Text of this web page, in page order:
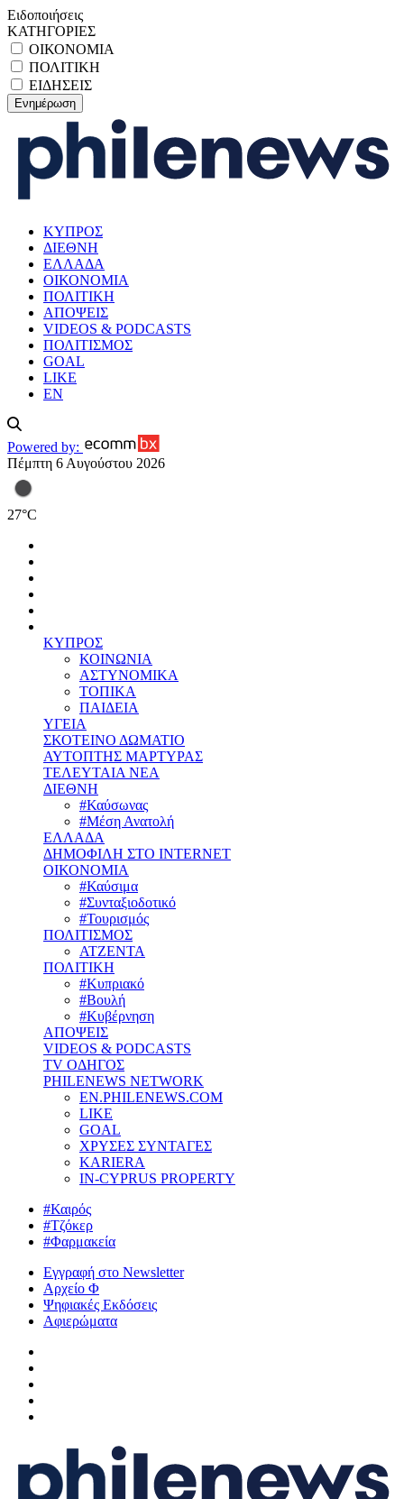
Ειδοποιήσεις
ΚΑΤΗΓΟΡΙΕΣ
ΟΙΚΟΝΟΜΙΑ
ΠΟΛΙΤΙΚΗ
ΕΙΔΗΣΕΙΣ
ΚΥΠΡΟΣ
ΔΙΕΘΝΗ
ΕΛΛΑΔΑ
ΟΙΚΟΝΟΜΙΑ
ΠΟΛΙΤΙΚΗ
ΑΠΟΨΕΙΣ
VIDEOS & PODCASTS
ΠΟΛΙΤΙΣΜΟΣ
GOAL
LIKE
EN
Powered by:
Πέμπτη 6 Αυγούστου 2026
27°C
ΚΥΠΡΟΣ
ΚΟΙΝΩΝΙΑ
ΑΣΤΥΝΟΜΙΚΑ
ΤΟΠΙΚΑ
ΠΑΙΔΕΙΑ
ΥΓΕΙΑ
ΣΚΟΤΕΙΝΟ ΔΩΜΑΤΙΟ
ΑΥΤΟΠΤΗΣ ΜΑΡΤΥΡΑΣ
ΤΕΛΕΥΤΑΙΑ ΝΕΑ
ΔΙΕΘΝΗ
#Καύσωνας
#Μέση Ανατολή
ΕΛΛΑΔΑ
ΔΗΜΟΦΙΛΗ ΣΤΟ INTERNET
ΟΙΚΟΝΟΜΙΑ
#Καύσιμα
#Συνταξιοδοτικό
#Τουρισμός
ΠΟΛΙΤΙΣΜΟΣ
ΑΤΖΕΝΤΑ
ΠΟΛΙΤΙΚΗ
#Κυπριακό
#Βουλή
#Κυβέρνηση
ΑΠΟΨΕΙΣ
VIDEOS & PODCASTS
TV ΟΔΗΓΟΣ
PHILENEWS NETWORK
EN.PHILENEWS.COM
LIKE
GOAL
ΧΡΥΣΕΣ ΣΥΝΤΑΓΕΣ
KARIERA
IN-CYPRUS PROPERTY
#Καιρός
#Τζόκερ
#Φαρμακεία
Εγγραφή στο Newsletter
Αρχείο Φ
Ψηφιακές Εκδόσεις
Αφιερώματα